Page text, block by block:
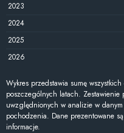
2023
2024
2025
2026
Wykres przedstawia sumę
poszczególnych latach. Zestawienie
uwzględnionych w analizie w
pochodzenia. Dane prezentowane
informacje.